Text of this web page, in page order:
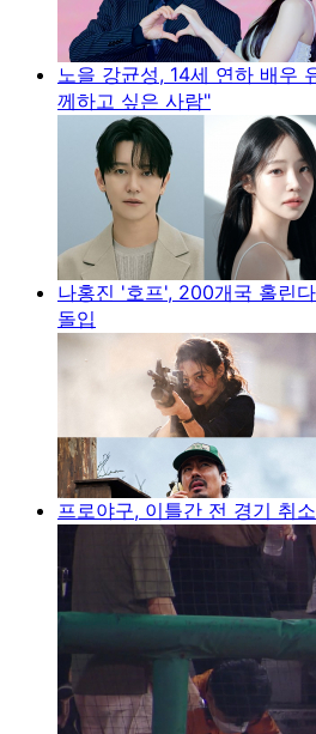
노을 강균성, 14세 연하 배우
께하고 싶은 사람"
나홍진 '호프', 200개국 홀린
돌입
프로야구, 이틀간 전 경기 취